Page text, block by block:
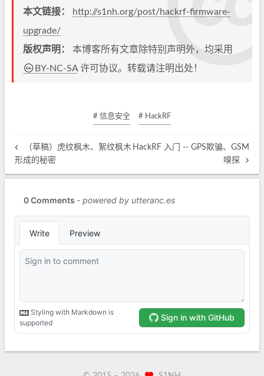
本文链接：
http://s1nh.org/post/hackrf-firmware-
upgrade/
版权声明： 本博客所有文章除特别声明外，均采用
BY-NC-SA许可协议。转载请注明出处！
# 信息安全 # HackRF
（草稿）虎纹枫木、絮纹枫木
形成的秘密
HackRF 入门 -- GPS欺骗、GSM
嗅探